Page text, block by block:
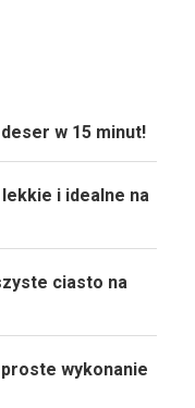
w 15 minut!
i idealne na
ciasto na
wykonanie